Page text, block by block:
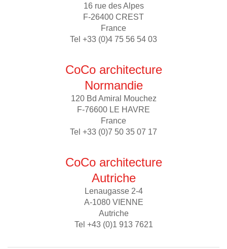
16 rue des Alpes
F-26400 CREST
France
Tel +33 (0)4 75 56 54 03
CoCo architecture
Normandie
120 Bd Amiral Mouchez
F-76600 LE HAVRE
France
Tel +33 (0)7 50 35 07 17
CoCo architecture
Autriche
Lenaugasse 2-4
A-1080 VIENNE
Autriche
Tel +43 (0)1 913 7621